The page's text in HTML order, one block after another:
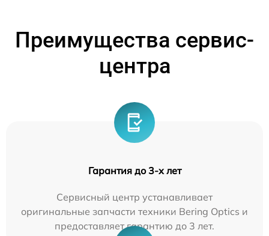
Преимущества сервис-
центра
Гарантия до 3-х лет
Сервисный центр устанавливает
оригинальные запчасти техники Bering Optics и
предоставляет гарантию до 3 лет.